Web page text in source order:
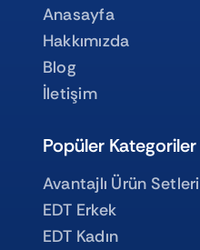
Anasayfa
Hakkımızda
Blog
İletişim
Popüler Kategoriler
Avantajlı Ürün Setleri
EDT Erkek
EDT Kadın